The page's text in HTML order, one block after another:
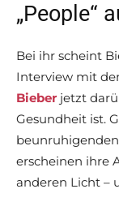
„People“
Bei ihr scheint
Interview mit
Bieber jetzt
Gesundheit ist.
erscheinen ihre
anderen Licht –